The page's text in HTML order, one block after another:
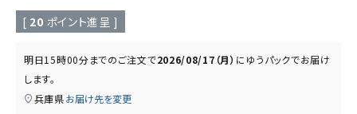
読み物
[ 20 ポイント進呈 ]
明日15時00分までのご注文で2026/08/17（月） に ゆうパックでお届け
します。
兵庫県お届け先を変更